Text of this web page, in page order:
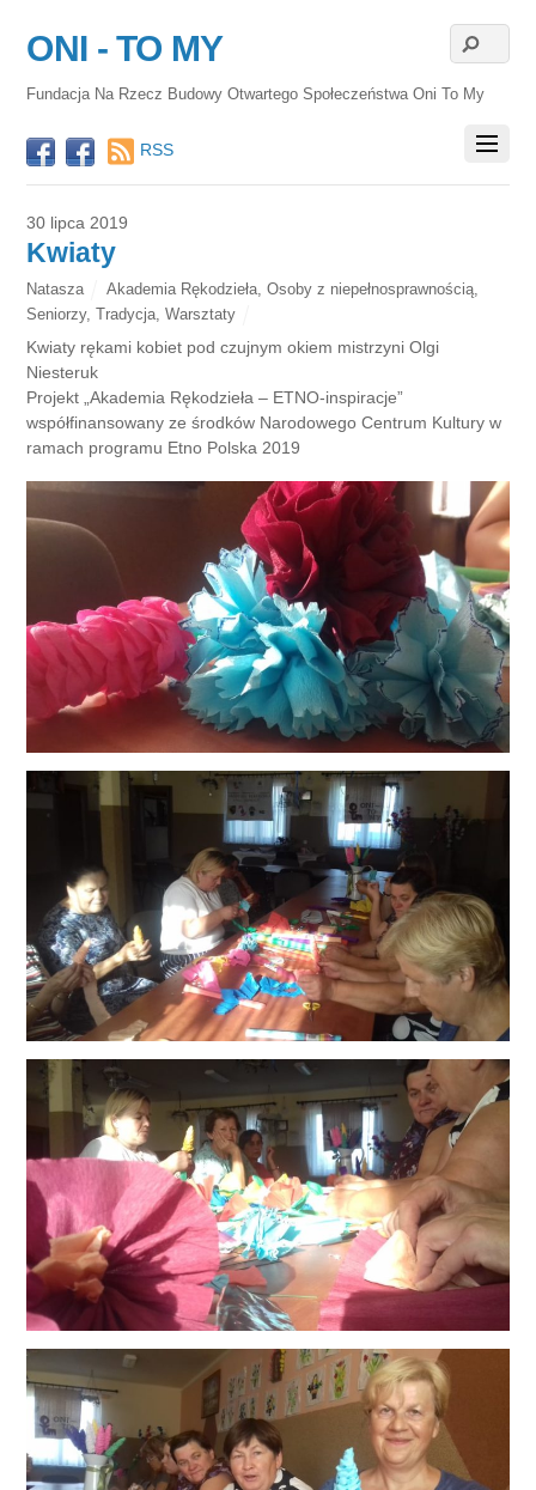
ONI - TO MY
Fundacja Na Rzecz Budowy Otwartego Społeczeństwa Oni To My
RSS
30 lipca 2019
Kwiaty
Natasza Akademia Rękodzieła Osoby z niepełnosprawnością
Seniorzy,Tradycja ,Warsztaty
Kwiaty rękami kobiet pod czujnym okiem mistrzyni Olgi
Niesteruk
Projekt „Akademia Rękodzieła – ETNO-inspiracje”
współfinansowany ze środków Narodowego Centrum Kultury w
ramach programu Etno Polska 2019